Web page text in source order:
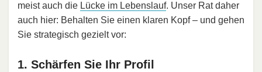
meist auch die Lücke im Lebenslauf. Unser Rat daher
auch hier: Behalten Sie einen klaren Kopf – und gehen
Sie strategisch gezielt vor:
1. Schärfen Sie Ihr Profil